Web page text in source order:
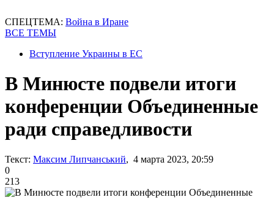
СПЕЦТЕМА: Война в Иране
ВСЕ ТЕМЫ
Вступление Украины в ЕС
В Минюсте подвели итоги
конференции Объединенные
ради справедливости
Текст: Максим Липчанський, 4 марта 2023, 20:59
0
213